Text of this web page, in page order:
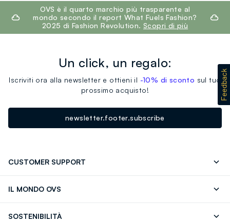
footer.ariatitleOVS è il quarto marchio più trasparente al
mondo secondo il report What Fuels Fashion?
2025 di Fashion Revolution. Scopri di più
Un click, un regalo:
Iscriviti ora alla newsletter e ottieni il -10% di sconto sul tuo
prossimo acquisto!
newsletter.footer.subscribe
CUSTOMER SUPPORT
IL MONDO OVS
SOSTENIBILITÀ